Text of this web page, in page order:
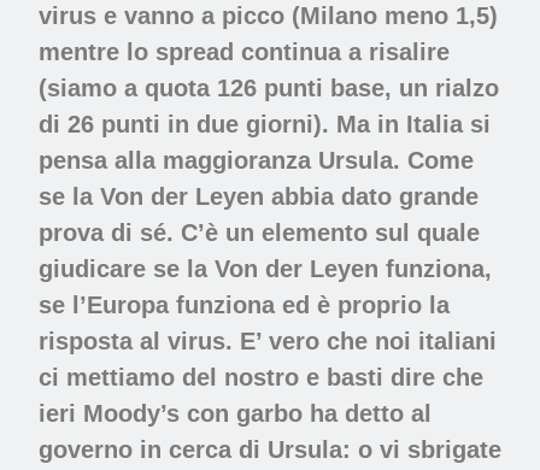
virus e vanno a picco (Milano meno 1,5)
mentre lo spread continua a risalire
(siamo a quota 126 punti base, un rialzo
di 26 punti in due giorni). Ma in Italia si
pensa alla maggioranza Ursula. Come
se la Von der Leyen abbia dato grande
prova di sé. C’è un elemento sul quale
giudicare se la Von der Leyen funziona,
se l’Europa funziona ed è proprio la
risposta al virus. E’ vero che noi italiani
ci mettiamo del nostro e basti dire che
ieri Moody’s con garbo ha detto al
governo in cerca di Ursula: o vi sbrigate